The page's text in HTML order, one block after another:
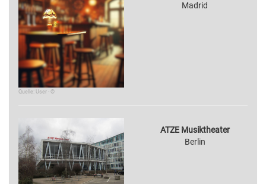
Quelle: User · ©
Madrid
ATZE Musiktheater
Berlin